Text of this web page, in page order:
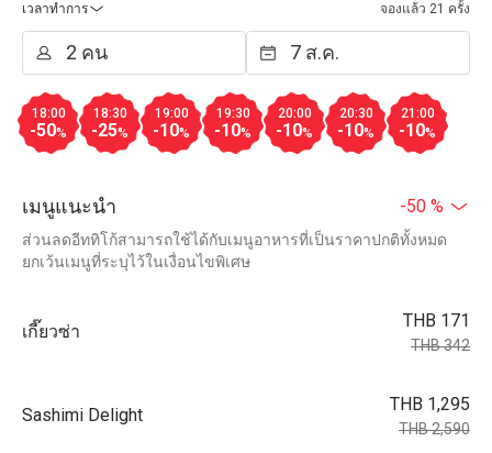
เวลาทำการ
จองแล้ว 21 ครั้ง
18:00
-50%
18:30
-25%
19:00
-10%
19:30
-10%
20:00
-10%
20:30
-10%
21:00
-10%
เมนูแนะนำ -50 %
ส่วนลดอีททิโก้สามารถใช้ได้กับเมนูอาหารที่เป็นราคาปกติทั้งหมด
ยกเว้นเมนูที่ระบุไว้ในเงื่อนไขพิเศษ
เกี๊ยวซ่า
THB 171
THB 342
Sashimi Delight
THB 1,295
THB 2,590